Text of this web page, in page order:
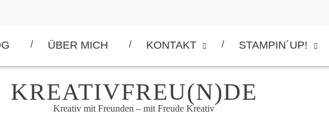
ÜBER MICH KONTAKT STAMPIN´UP!
KREATIVFREU(N)DE
Kreativ mit Freunden – mit Freude Kreativ